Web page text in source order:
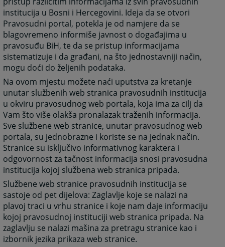
institucija u Bosni i Hercegovini. Ideja da se otvori
Pravosudni portal, potekla je od namjere da se
blagovremeno informiše javnost o događajima u
pravosuđu BiH, te da se pristup informacijama
sistematizuje i da građani, na što jednostavniji način,
mogu doći do željenih podataka.
Na ovom mjestu možete naći uputstva za kretanje
unutar službenih web stranica pravosudnih institucija
u okviru pravosudnog web portala, koja ima za cilj da
Vam što više olakša pronalazak traženih informacija.
Sve službene web stranice, unutar pravosudnog web
portala, su jednobrazne i koriste se na jednak način.
Stranice su isključivo informativnog karaktera i
odgovornost za tačnost informacija snosi pravosudna
institucija kojoj službena web stranica pripada.
Službene web stranice pravosudnih institucija se
sastoje od pet dijelova: Zaglavlje koje se nalazi na
plavoj traci u vrhu stranice i koje nam daje informaciju
kojoj pravosudnoj instituciji web stranica pripada. Na
zaglavlju se nalazi mašina za pretragu stranice kao i
izbornik jezika prikaza web stranice.